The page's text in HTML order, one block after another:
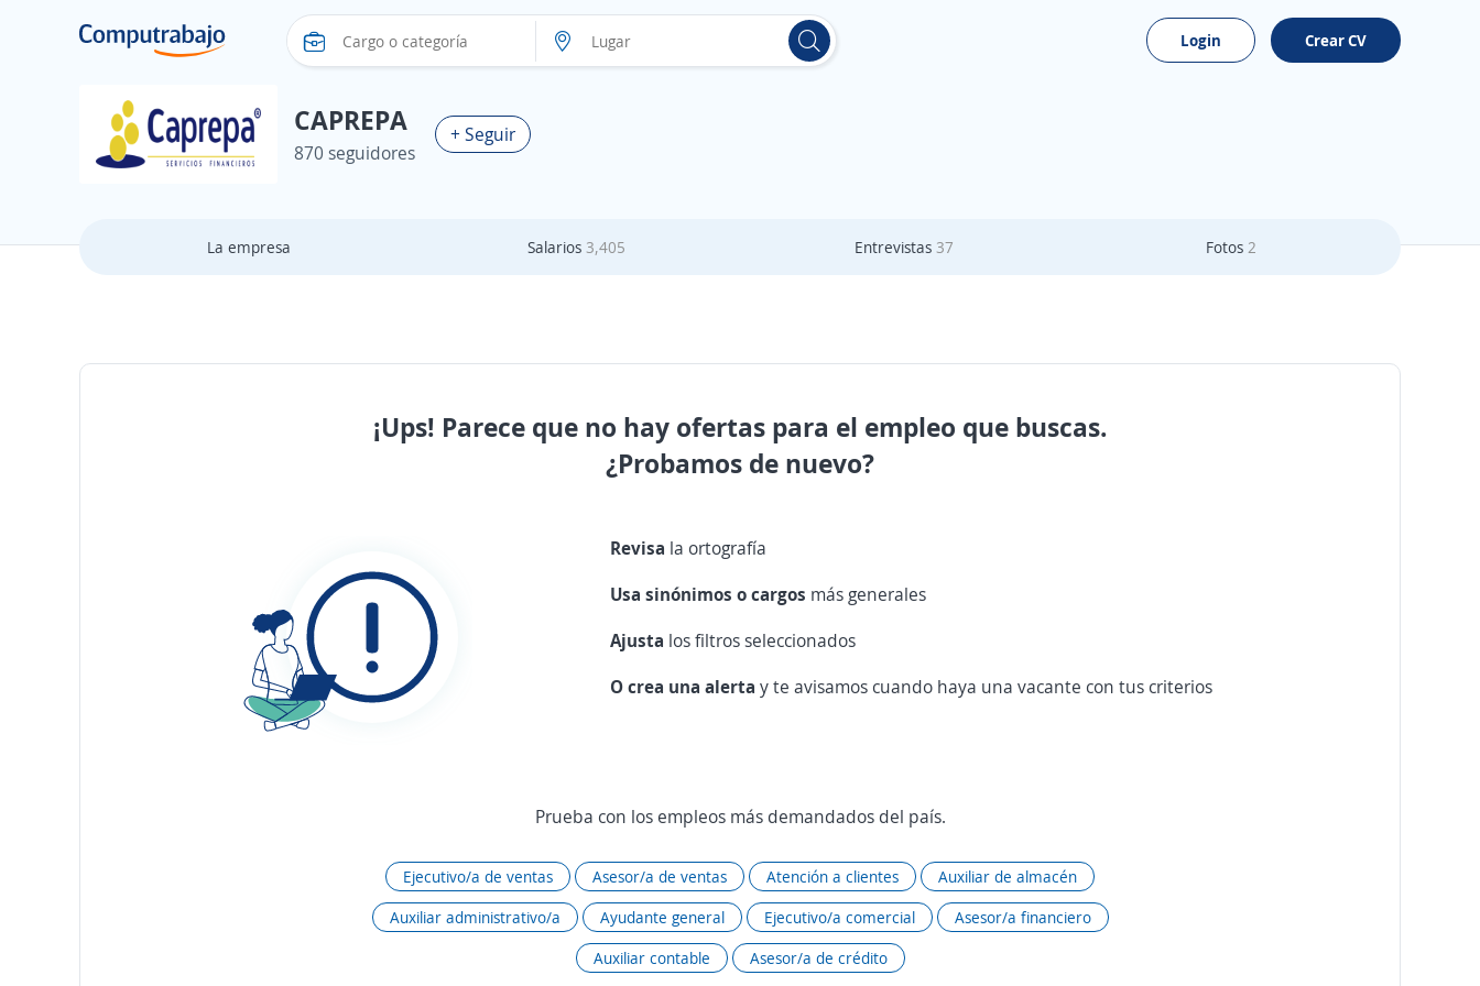
Login Crear CV
CAPREPA
870 seguidores
+ Seguir
La empresa Salarios 3,405 Entrevistas 37 Fotos2
¡Ups! Parece que no hay ofertas para el empleo que buscas.
¿Probamos de nuevo?
Revisa la ortografía
Usa sinónimos o cargos más generales
Ajusta los filtros seleccionados
O crea una alertay te avisamos cuando haya una vacante con tus criterios
Prueba con los empleos más demandados del país.
Ejecutivo/a de ventas Asesor/a de ventas Atención a clientes
Auxiliar de almacén
Auxiliar administrativo/a
Ayudante general Ejecutivo/a comercial
Asesor/a financiero
Auxiliar contable
Asesor/a de crédito